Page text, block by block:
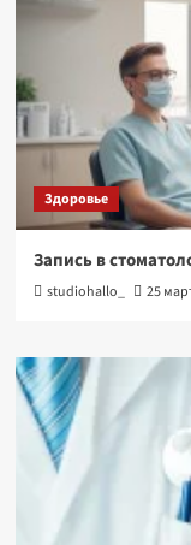
Здоровье
Запись в
studiohallo_ 25